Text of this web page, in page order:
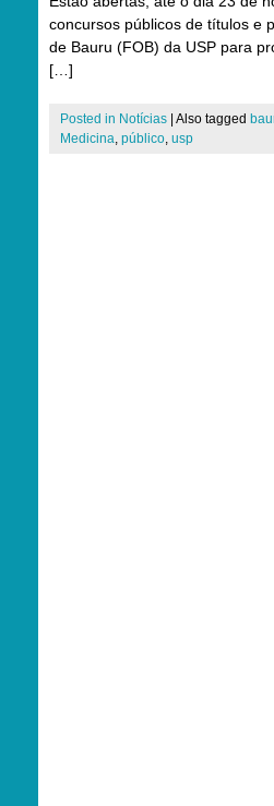
concursos públicos de títulos e
de Bauru (FOB) da USP para
[…]
Posted in Notícias Also tagged
Medicina, público, usp